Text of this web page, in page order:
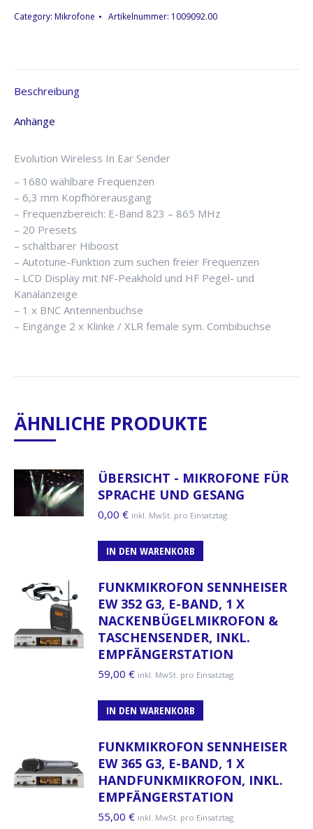
300
Category: Mikrofone Artikelnummer: 1009092.00
Beschreibung
Anhänge
Evolution Wireless In Ear Sender
– 1680 wählbare Frequenzen
– 6,3 mm Kopfhörerausgang
– Frequenzbereich: E-Band 823 – 865 MHz
– 20 Presets
– schaltbarer Hiboost
– Autotune-Funktion zum suchen freier Frequenzen
– LCD Display mit NF-Peakhold und HF Pegel- und
Kanalanzeige
– 1 x BNC Antennenbuchse
– Eingänge 2 x Klinke / XLR female sym. Combibuchse
ÄHNLICHE PRODUKTE
ÜBERSICHT - MIKROFONE FÜR
SPRACHE UND GESANG
0,00 € inkl. MwSt. pro Einsatztag
IN DEN WARENKORB
FUNKMIKROFON SENNHEISER
EW 352 G3, E-BAND, 1 X
NACKENBÜGELMIKROFON &
TASCHENSENDER, INKL.
EMPFÄNGERSTATION
59,00 € inkl. MwSt. pro Einsatztag
IN DEN WARENKORB
FUNKMIKROFON SENNHEISER
EW 365 G3, E-BAND, 1 X
HANDFUNKMIKROFON, INKL.
EMPFÄNGERSTATION
55,00 € inkl. MwSt. pro Einsatztag